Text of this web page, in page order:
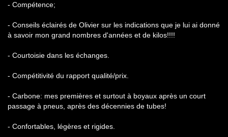
- Compétence;
- Conseils éclairés de Olivier sur les indications que je lui ai donné
à savoir mon grand nombres d'années et de kilos!!!!
- Courtoisie dans les échanges.
- Compétitivité du rapport qualité/prix.
- Carbone: mes premières et surtout à boyaux après un court
passage à pneus, après des décennies de tubes!
- Confortables, légères et rigides.